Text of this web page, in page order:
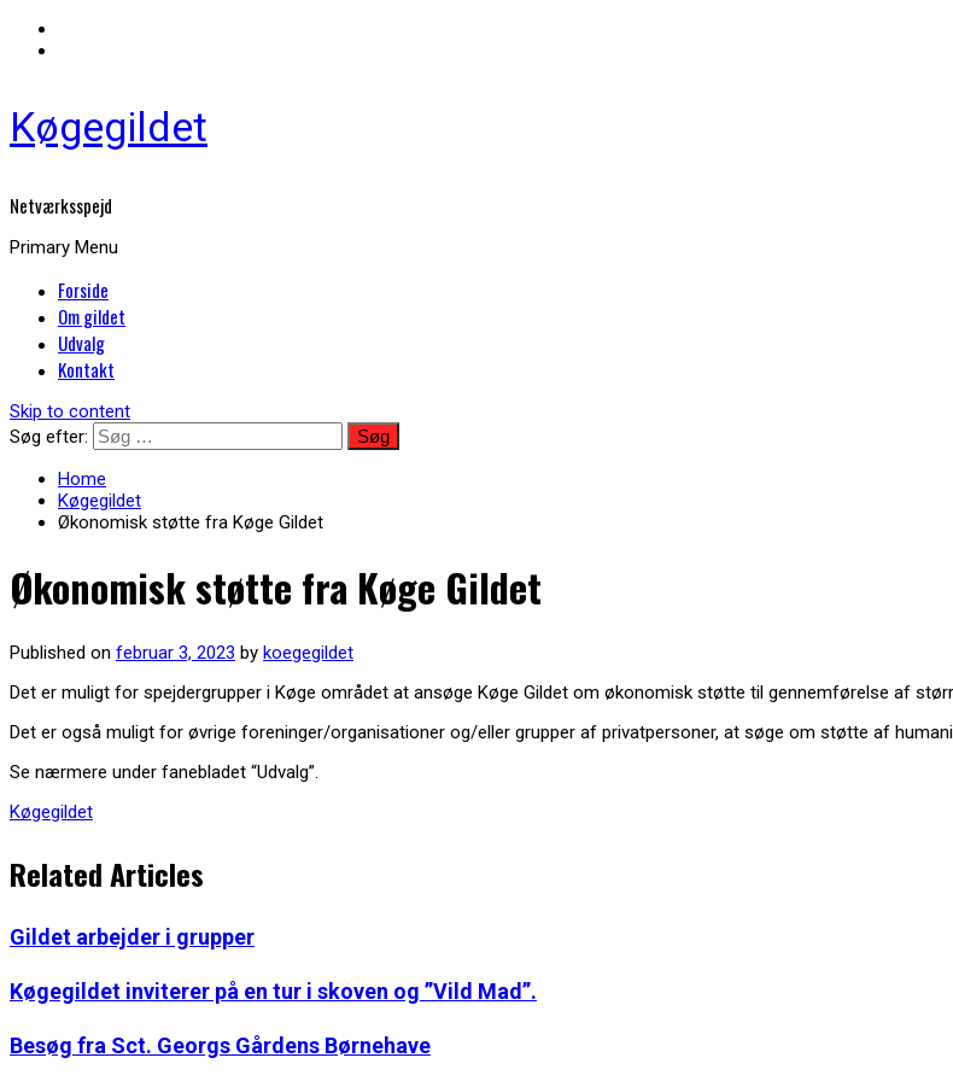
Køgegildet
Netværksspejd
Primary Menu
Forside
Om gildet
Udvalg
Kontakt
Skip to content
Søg efter:
Home
Køgegildet
Økonomisk støtte fra Køge Gildet
Økonomisk støtte fra Køge Gildet
Published on februar 3, 2023 by koegegildet
Det er muligt for spejdergrupper i Køge området at ansøge Køge Gildet om økonomisk støtte til gennemførelse af
Det er også muligt for øvrige foreninger/organisationer og/eller grupper af privatpersoner, at søge om støtte af
Se nærmere under fanebladet “Udvalg”.
Køgegildet
Related Articles
Gildet arbejder i grupper
Køgegildet inviterer på en tur i skoven og ”Vild Mad”.
Besøg fra Sct. Georgs Gårdens Børnehave